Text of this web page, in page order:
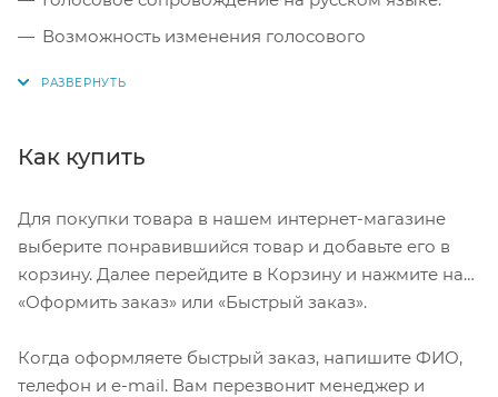
Возможность изменения голосового
Автоматическая настройка на выступающие
Настройка регулировки чувствительности
датчиков (в блоке управления)
Как купить
Для покупки товара в нашем интернет-магазине
выберите понравившийся товар и добавьте его в
корзину. Далее перейдите в Корзину и нажмите на
«Оформить заказ» или «Быстрый заказ».
Когда оформляете быстрый заказ, напишите ФИО,
телефон и e-mail. Вам перезвонит менеджер и